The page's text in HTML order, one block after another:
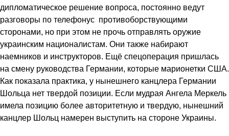
дипломатическое решение вопроса, постоянно ведут
разговоры по телефонус противоборствующими
сторонами, но при этом не прочь отправлять оружие
украинским националистам. Они также набирают
наемников и инструкторов. Ещё спецоперация пришлась
на смену руководства Германии, которые марионетки США.
Как показала практика, у нынешнего канцлера Германии
Шольца нет твердой позиции. Если мудрая Ангела Меркель
имела позицию более авторитетную и твердую, нынешний
канцлер Шольц намерен выступить на стороне Украины.